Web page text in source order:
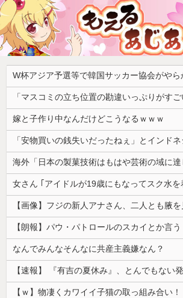
嫁と子作り中なんだけどこうなるｗｗｗ
【画像】フジの新人アナさん、二人とも腋
なんでみんなそんなに共産主義嫌なん？
【ｗ】物凄くカワイイ子猫の取っ組み合い！